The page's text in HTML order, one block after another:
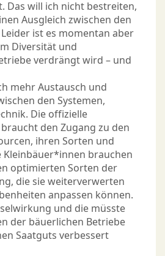
Das will ich nicht bestreiten,
Ausgleich zwischen den
ist es momentan aber
Diversität und
verdrängt wird – und
mehr Austausch und
den Systemen,
Die offizielle
den Zugang zu den
ihren Sorten und
Kleinbäuer*innen brauchen
optimierten Sorten der
die sie weiterverwerten
anpassen können.
und die müsste
der bäuerlichen Betriebe
Saatguts verbessert